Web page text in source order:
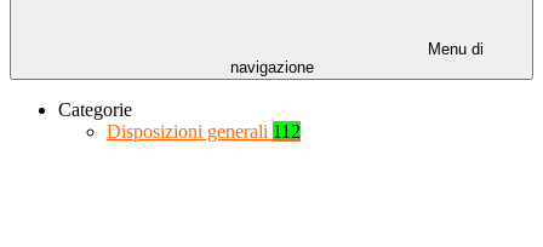
Menu di
navigazione
Categorie
Disposizioni generali 112